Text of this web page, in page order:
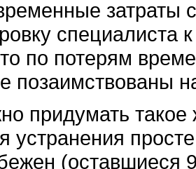
затраты
специалиста
по потерям
позаимствованы
придумать
устранения
(оставшиеся